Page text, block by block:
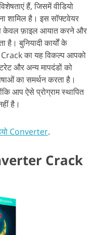
हैं, जिसमें वीडियो
शामिल है। इस सॉफ्टवेयर
केवल फ़ाइल आयात करने और
बुनियादी कार्यों के
का यह विकल्प आपको
और अन्य मापदंडों को
का समर्थन करता है।
आप ऐसे प्रोग्राम स्थापित
है।
Converter.
Crack